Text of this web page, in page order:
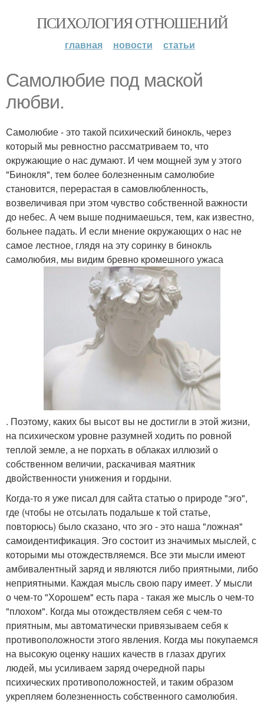
ПСИХОЛОГИЯ ОТНОШЕНИЙ
главная новости статьи
Самолюбие под маской
любви.
Самолюбие - это такой психический бинокль, через
который мы ревностно рассматриваем то, что
окружающие о нас думают. И чем мощней зум у этого
"Бинокля", тем более болезненным самолюбие
становится, перерастая в самовлюбленность,
возвеличивая при этом чувство собственной важности
до небес. А чем выше поднимаешься, тем, как известно,
больнее падать. И если мнение окружающих о нас не
самое лестное, глядя на эту соринку в бинокль
самолюбия, мы видим бревно кромешного ужаса
. Поэтому, каких бы высот вы не достигли в этой жизни,
на психическом уровне разумней ходить по ровной
теплой земле, а не порхать в облаках иллюзий о
собственном величии, раскачивая маятник
двойственности унижения и гордыни.
Когда-то я уже писал для сайта статью о природе "эго",
где (чтобы не отсылать подальше к той статье,
повторюсь) было сказано, что эго - это наша "ложная"
самоидентификация. Эго состоит из значимых мыслей, с
которыми мы отождествляемся. Все эти мысли имеют
амбивалентный заряд и являются либо приятными, либо
неприятными. Каждая мысль свою пару имеет. У мысли
о чем-то "Хорошем" есть пара - такая же мысль о чем-то
"плохом". Когда мы отождествляем себя с чем-то
приятным, мы автоматически привязываем себя к
противоположности этого явления. Когда мы покупаемся
на высокую оценку наших качеств в глазах других
людей, мы усиливаем заряд очередной пары
психических противоположностей, и таким образом
укрепляем болезненность собственного самолюбия.